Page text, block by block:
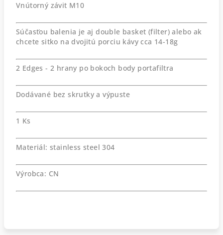
Vnútorný závit M10
Súčasťou balenia je aj double basket (filter) alebo ak
chcete sitko na dvojitú porciu kávy cca 14-18g
2 Edges - 2 hrany po bokoch body portafiltra
Dodávané bez skrutky a výpuste
1 Ks
Materiál: stainless steel 304
Výrobca: CN